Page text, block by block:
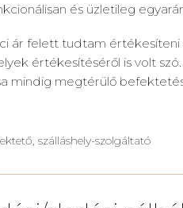
és üzletileg
ár felett tudtam értékesíteni
értékesítéséről is volt
mindig megtérülő
szálláshely-szolgáltató